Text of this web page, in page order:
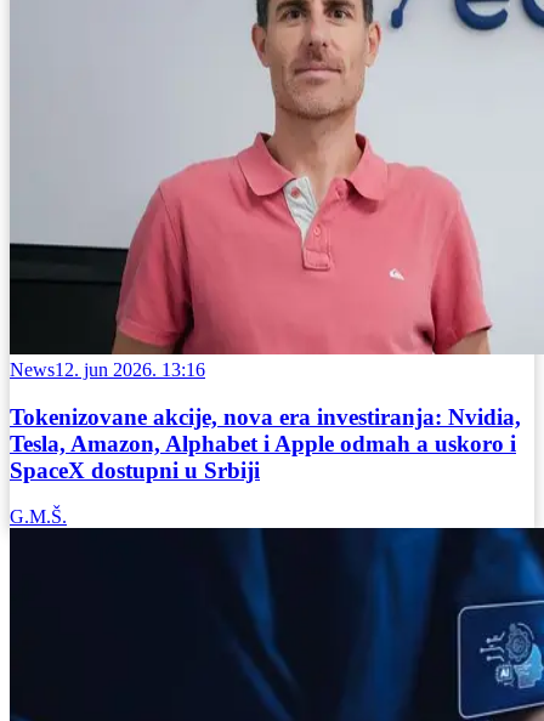
News12. jun 2026. 13:16
Tokenizovane akcije, nova era investiranja: Nvidia,
Tesla, Amazon, Alphabet i Apple odmah a uskoro i
SpaceX dostupni u Srbiji
G.M.Š.